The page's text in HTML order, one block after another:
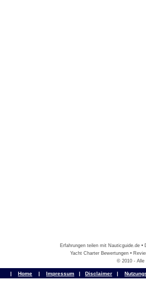
Erfahrungen teilen mit Nauticguide.de
Yacht Charter Bewertungen •
© 2010 - Alle
| Home | Impressum | Disclaimer |